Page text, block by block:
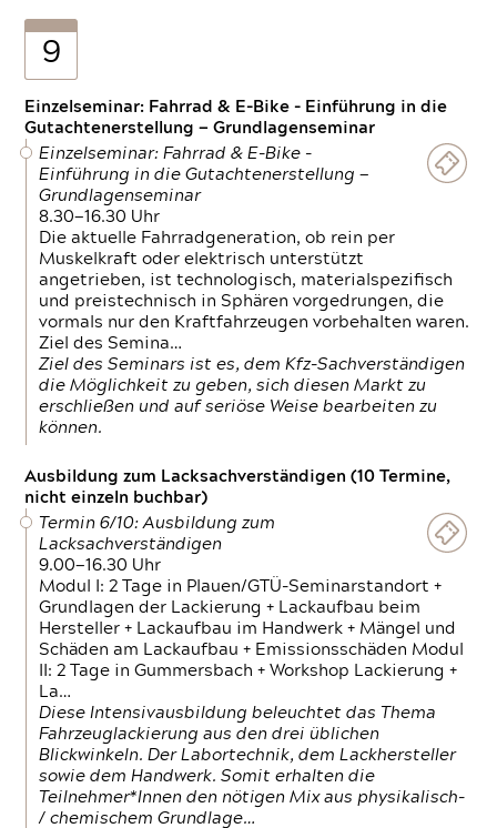
9
Einzelseminar: Fahrrad & E-Bike - Einführung in die
Gutachtenerstellung — Grundlagenseminar
Einzelseminar: Fahrrad & E-Bike -
Einführung in die Gutachtenerstellung —
Grundlagenseminar
8.30—16.30 Uhr
Die aktuelle Fahrradgeneration, ob rein per
Muskelkraft oder elektrisch unterstützt
angetrieben, ist technologisch, materialspezifisch
und preistechnisch in Sphären vorgedrungen, die
vormals nur den Kraftfahrzeugen vorbehalten waren.
Ziel des Semina…
Ziel des Seminars ist es, dem Kfz-Sachverständigen
die Möglichkeit zu geben, sich diesen Markt zu
erschließen und auf seriöse Weise bearbeiten zu
können.
Ausbildung zum Lacksachverständigen (10 Termine,
nicht einzeln buchbar)
Termin 6/10: Ausbildung zum
Lacksachverständigen
9.00—16.30 Uhr
Modul I: 2 Tage in Plauen/GTÜ-Seminarstandort +
Grundlagen der Lackierung + Lackaufbau beim
Hersteller + Lackaufbau im Handwerk + Mängel und
Schäden am Lackaufbau + Emissionsschäden Modul
II: 2 Tage in Gummersbach + Workshop Lackierung +
La…
Diese Intensivausbildung beleuchtet das Thema
Fahrzeuglackierung aus den drei üblichen
Blickwinkeln. Der Labortechnik, dem Lackhersteller
sowie dem Handwerk. Somit erhalten die
Teilnehmer*Innen den nötigen Mix aus physikalisch-
/ chemischem Grundlage…